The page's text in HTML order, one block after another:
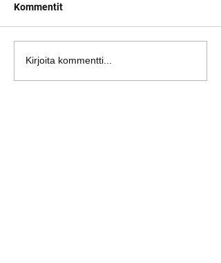
Kommentit
Kirjoita kommentti...